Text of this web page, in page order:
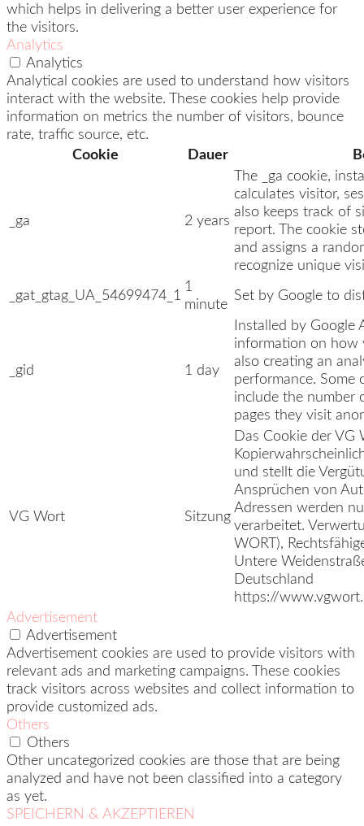
which helps in delivering a better user experience for
the visitors.
Analytics
Analytics
Analytical cookies are used to understand how visitors
interact with the website. These cookies help provide
information on metrics the number of visitors, bounce
rate, traffic source, etc.
Cookie
Dauer
_ga 2 years
The _ga cookie,
calculates visitor,
also keeps track of
report. The cookie
and assigns a
recognize unique
_gat_gtag_UA_54699474_1
1
minute
Set by Google to
_gid 1 day
Installed by Google
information on how
also creating an
performance. Some
include the number
pages they visit
VG Wort Sitzung
Das Cookie der VG
und stellt die
Ansprüchen von
Adressen werden
verarbeitet.
WORT),
Untere
Deutschland
https://
Advertisement
Advertisement
Advertisement cookies are used to provide visitors with
relevant ads and marketing campaigns. These cookies
track visitors across websites and collect information to
provide customized ads.
Others
Others
Other uncategorized cookies are those that are being
analyzed and have not been classified into a category
as yet.
SPEICHERN & AKZEPTIEREN